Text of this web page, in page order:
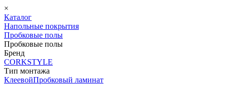
×
Каталог
Напольные покрытия
Пробковые полы
Пробковые полы
Бренд
CORKSTYLE
Тип монтажа
КлеевойПробковый ламинат